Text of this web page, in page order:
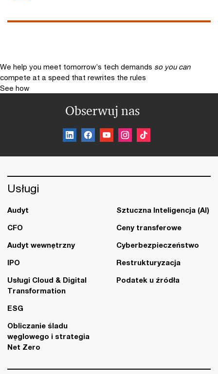
We help you meet tomorrow’s tech demands so you can
compete at a speed that rewrites the rules
See how
Obserwuj nas
Usługi
Audyt
CFO
Audyt wewnętrzny
IPO
Usługi Cloud & Digital
Transformation
ESG
Obliczanie śladu
węglowego i strategia
Net Zero
Sztuczna Inteligencja (AI)
Ceny transferowe
Cyberbezpieczeństwo
Restrukturyzacja
Podatek u źródła